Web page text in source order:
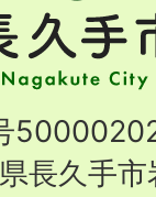
久手市